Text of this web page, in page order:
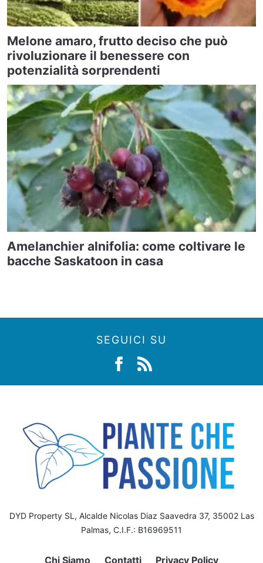
Melone amaro, frutto deciso che può
rivoluzionare il benessere con
potenzialità sorprendenti
Amelanchier alnifolia: come coltivare le
bacche Saskatoon in casa
SEGUICI SU
DYD Property SL, Alcalde Nicolas Diaz Saavedra 37, 35002 Las
Palmas, C.I.F.: B16969511
Chi Siamo Contatti Privacy Policy